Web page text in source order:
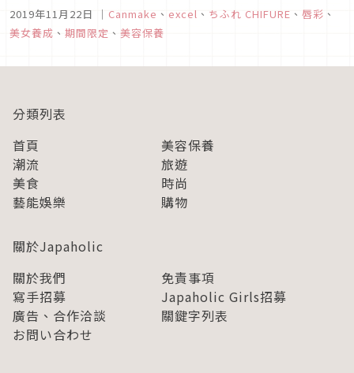
不改變上妝方式，其實只要稍微換個顏色，依然可以一口氣轉換
成秋季容顏唷！這次就要來為各位推薦幾款能夠打造出磚紅色妝
2019年11月22日 ｜ Canmake 、 excel 、 ちふれ CHIFURE 、 唇彩 、
美女養成 、 期間限定 、 美容保養
分類列表
首頁
美容保養
潮流
旅遊
美食
時尚
藝能娛樂
購物
關於Japaholic
關於我們
免責事項
寫手招募
Japaholic Girls招募
廣告、合作洽談
關鍵字列表
お問い合わせ